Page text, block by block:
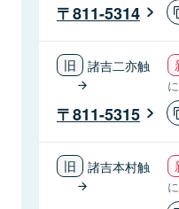
811-5314
諸吉二亦触
811-5315
諸吉本村触